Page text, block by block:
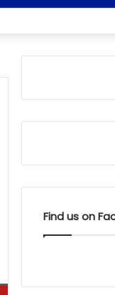
Find us on